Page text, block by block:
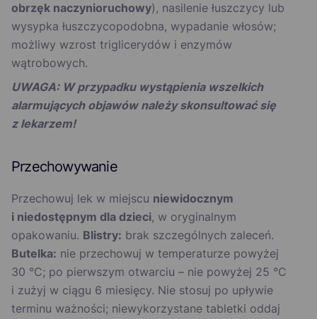
obrzęk naczynioruchowy), nasilenie łuszczycy lub
wysypka łuszczycopodobna, wypadanie włosów;
możliwy wzrost triglicerydów i enzymów
wątrobowych.
UWAGA: W przypadku wystąpienia wszelkich
alarmujących objawów należy skonsultować się
z lekarzem!
Przechowywanie
Przechowuj lek w miejscu niewidocznym
i niedostępnym dla dzieci, w oryginalnym
opakowaniu. Blistry: brak szczególnych zaleceń.
Butelka: nie przechowuj w temperaturze powyżej
30 °C; po pierwszym otwarciu – nie powyżej 25 °C
i zużyj w ciągu 6 miesięcy. Nie stosuj po upływie
terminu ważności; niewykorzystane tabletki oddaj